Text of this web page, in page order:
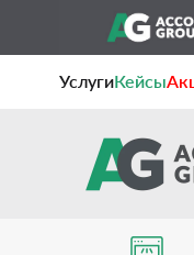
УслугиКейсы